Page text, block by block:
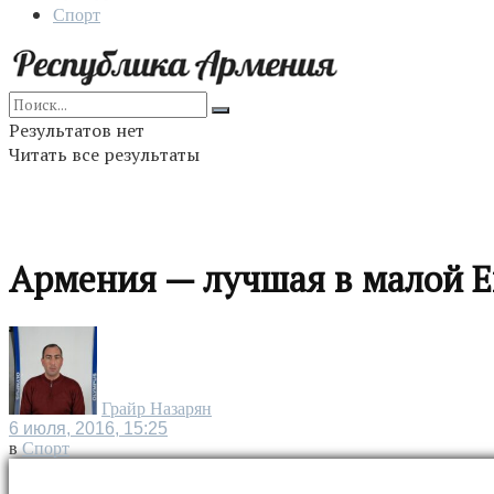
Спорт
Результатов нет
Читать все результаты
Армения — лучшая в малой
Грайр Назарян
6 июля, 2016, 15:25
в Спорт